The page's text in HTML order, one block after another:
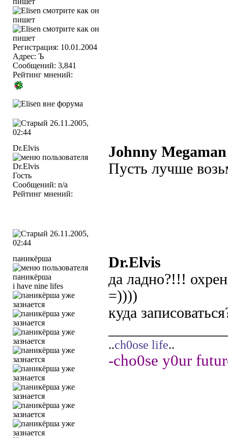
Регистрация: 10.01.2004
Адрес: Ъ
Сообщений: 3,841
Рейтинг мнений:
26.11.2005,
02:44
Dr.Elvis
Гость
Сообщений: n/a
Рейтинг мнений:
Johnny Megaman
Пусть лучше
26.11.2005,
02:44
паникёрша
i have nine lifes
Dr.Elvis
да ладно?!!!
=))))
куда
..ch0ose life..
-cho0se y0ur